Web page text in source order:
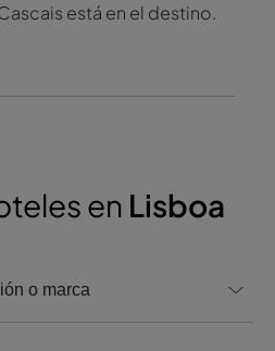
está en el destino.
en Lisboa
o marca